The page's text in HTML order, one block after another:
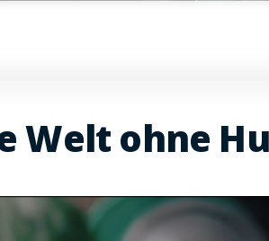
Welt ohne